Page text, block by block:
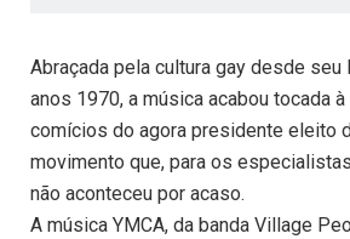
Abraçada pela cultura gay desde seu
anos 1970, a música acabou tocada
comícios do agora presidente eleito
movimento que, para os
não aconteceu por acaso.
A música YMCA, da banda Village